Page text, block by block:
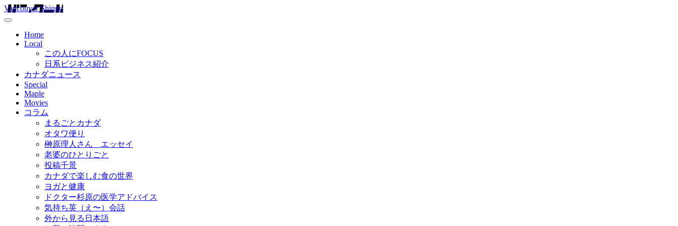
Vancouver Shinpo
Home
Local
この人にFOCUS
日系ビジネス紹介
カナダニュース
Special
Maple
Movies
コラム
まるごとカナダ
オタワ便り
榊原理人さん エッセイ
老婆のひとりごと
投稿千景
カナダで楽しむ食の世界
ヨガと健康
ドクター杉原の医学アドバイス
気持ち英（え〜）会話
外から見る日本語